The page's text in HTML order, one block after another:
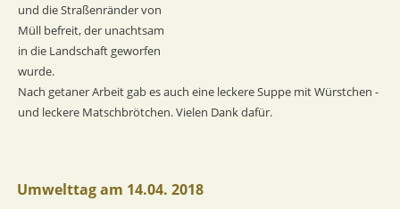
und die Straßenränder von
Müll befreit, der unachtsam
in die Landschaft geworfen
wurde.
Nach getaner Arbeit gab es auch eine leckere Suppe mit Würstchen -
und leckere Matschbrötchen. Vielen Dank dafür.
Umwelttag am 14.04. 2018